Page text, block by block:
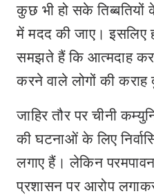
कुछ भी हो सके
में मदद की जाए। इसलिए
समझते हैं कि आत्मदाह
करने वाले लोगों की कराह
जाहिर तौर पर चीनी
की घटनाओं के लिए
लगाए हैं। लेकिन
प्रशासन पर आरोप